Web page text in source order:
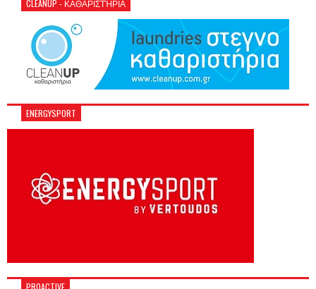
CLEANUP - ΚΑΘΑΡΙΣΤΉΡΙΑ
ENERGYSPORT